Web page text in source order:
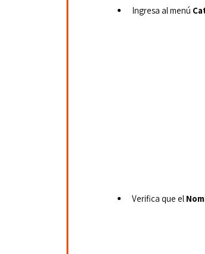
Ingresa al menú
Verifica que el